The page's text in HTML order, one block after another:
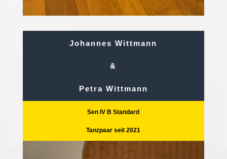
Johannes Wittmann
&
Petra Wittmann
Sen IV B Standard
Tanzpaar seit 2021